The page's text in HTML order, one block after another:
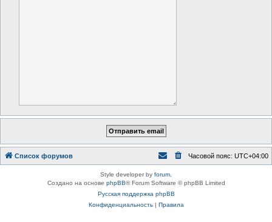
Список форумов Часовой пояс: UTC+04:00
Style developer by forum
Создано на основе phpBB® Forum Software © phpBB Limited
Русская поддержка phpBB
Конфиденциальность| Правила